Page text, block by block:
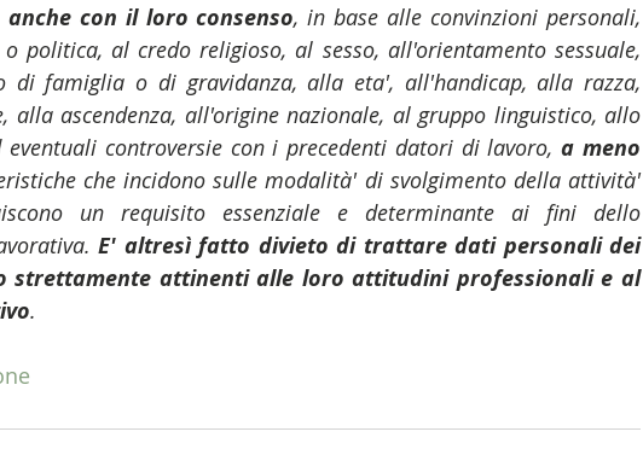
anche con il loro consenso, in base alle convinzioni personali,
politica, al credo religioso, al sesso, all'orientamento sessuale,
famiglia o di gravidanza, alla eta', all'handicap, alla razza,
alla ascendenza, all'origine nazionale, al gruppo linguistico, allo
controversie con i precedenti datori di lavoro, a meno
che incidono sulle modalità' di svolgimento della attività'
un requisito essenziale e determinante ai fini dello
E' altresì fatto divieto di trattare dati personali dei
strettamente attinenti alle loro attitudini professionali e al
.